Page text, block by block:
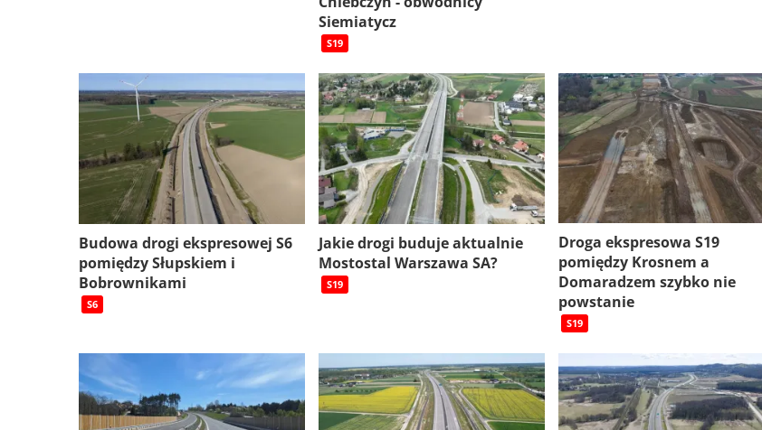
Siemiatycz
S19
Budowa drogi ekspresowej S6
pomiędzy Słupskiem i
Bobrownikami
S6
Jakie drogi buduje aktualnie
Mostostal Warszawa SA?
S19
Droga ekspresowa S19
pomiędzy Krosnem a
Domaradzem szybko nie
powstanie
S19